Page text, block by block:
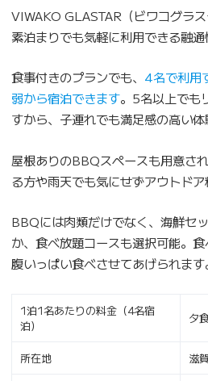
VIWAKO GLASTAR（ビワコグラ
素泊まりでも気軽に利用できる融通
食事付きのプランでも、 4名で利用
弱から宿泊できます。5名以上でも
すから、子連れでも満足感の高い体
屋根ありのBBQスペースも用意さ
る方や雨天でも気にせずアウトドア
BBQには肉類だけでなく、海鮮セ
か、食べ放題コースも選択可能。
腹いっぱい食べさせてあげられます
1泊1名あたりの料金（4名宿
泊）
夕
所在地 滋